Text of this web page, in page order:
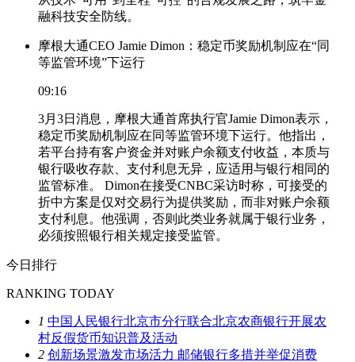
融科技安全防线。
摩根大通CEO Jamie Dimon：稳定币奖励机制应在“同
等监管环境”下运行
09:16
3月3日消息，摩根大通首席执行官Jamie Dimon表示，
稳定币奖励机制应在同等监管环境下运行。他指出，
若平台持有客户资金并对账户余额支付收益，本质与
银行吸收存款、支付利息无异，应适用与银行相同的
监管标准。 Dimon在接受CNBC采访时称，可接受的
折中方案是仅对交易行为提供奖励，而非对账户余额
支付利息。他强调，否则此类业务就属于银行业务，
必须按照银行相关规定接受监管。
今日排行
RANKING TODAY
1 中国人民银行北京市分行联合北京农商银行开展农
村反假货币知识普及活动
2 创新场景激发市场活力 邮储银行多措并举促消费